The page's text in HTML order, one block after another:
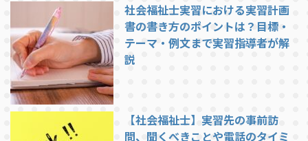
社会福祉士実習における実習計画
書の書き方のポイントは？目標・
テーマ・例文まで実習指導者が解
説
【社会福祉士】実習先の事前訪
問、聞くべきことや電話のタイミ